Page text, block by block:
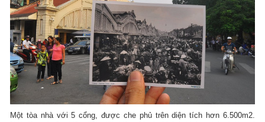
Một tòa nhà với 5 cổng, được che phủ trên diện tích hơn 6.500m2.